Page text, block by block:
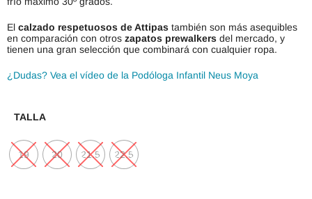
El calzado respetuosos de Attipas también son más asequibles
en comparación con otros zapatos prewalkers del mercado, y
tienen una gran selección que combinará con cualquier ropa.
¿Dudas? Vea el vídeo de la Podóloga Infantil Neus Moya
TALLA
19 20 21.5 22.5